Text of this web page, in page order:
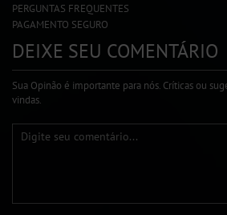
PERGUNTAS FREQUENTES
PAGAMENTO SEGURO
DEIXE SEU COMENTÁRIO
Sua Opinão é importante para nós. Críticas ou
vindas.